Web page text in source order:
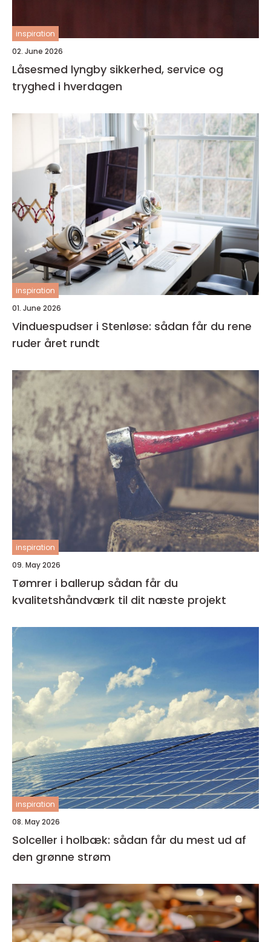
inspiration
02. June 2026
Låsesmed lyngby sikkerhed, service og
tryghed i hverdagen
inspiration
01. June 2026
Vinduespudser i Stenløse: sådan får du rene
ruder året rundt
inspiration
09. May 2026
Tømrer i ballerup sådan får du
kvalitetshåndværk til dit næste projekt
inspiration
08. May 2026
Solceller i holbæk: sådan får du mest ud af
den grønne strøm